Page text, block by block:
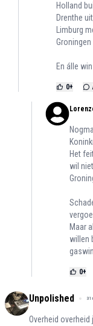
Holland
Drenthe
Limburg
En álle
0+
Het
wil
Maar
willen
0+
Unpolished 31
Overheid overheid